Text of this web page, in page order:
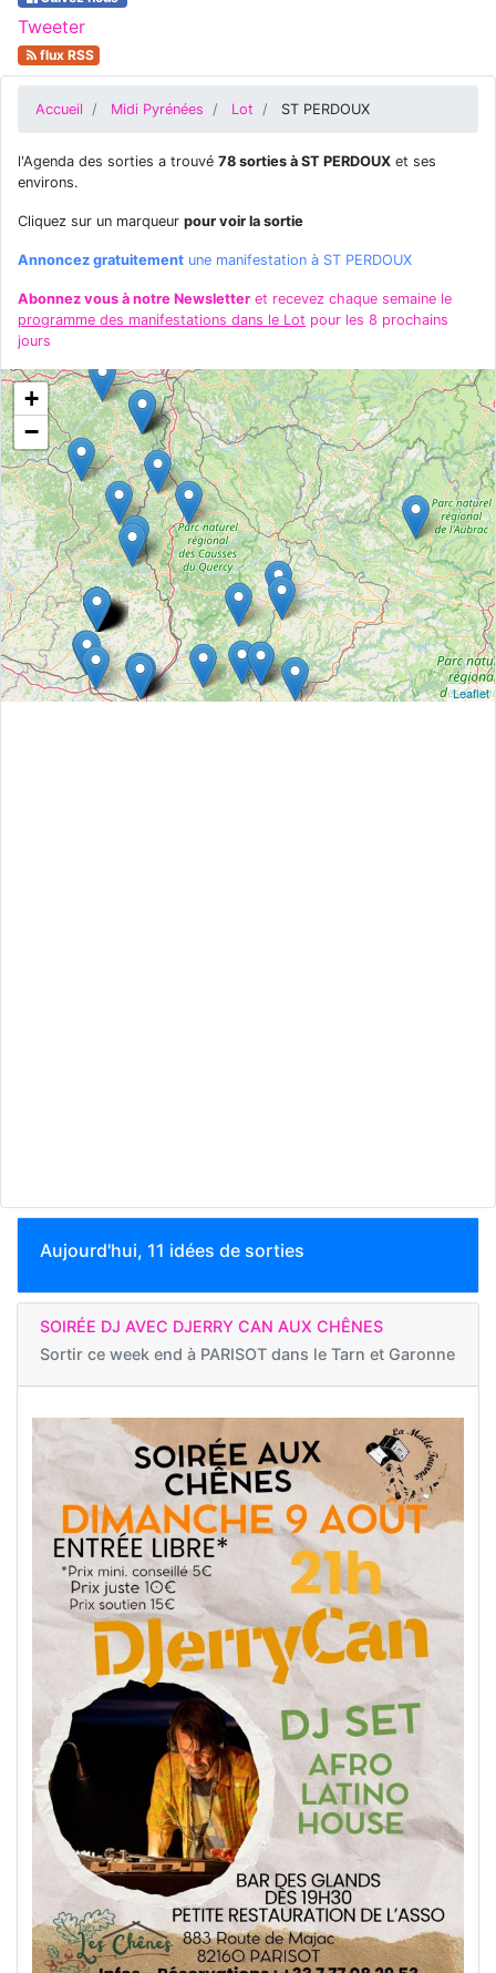
Tweeter
flux RSS
Accueil Midi Pyrénées Lot ST PERDOUX
l'Agenda des sorties a trouvé 78 sorties à ST PERDOUX et ses
environs.
Cliquez sur un marqueur pour voir la sortie
Annoncez gratuitement une manifestation à ST PERDOUX
Abonnez vous à notre Newsletter et recevez chaque semaine le
programme des manifestations dans le Lot pour les 8 prochains
jours
+
−
Leaflet
Aujourd'hui, 11 idées de sorties
SOIRÉE DJ AVEC DJERRY CAN AUX CHÊNES
Sortir ce week end à PARISOT dans le Tarn et Garonne